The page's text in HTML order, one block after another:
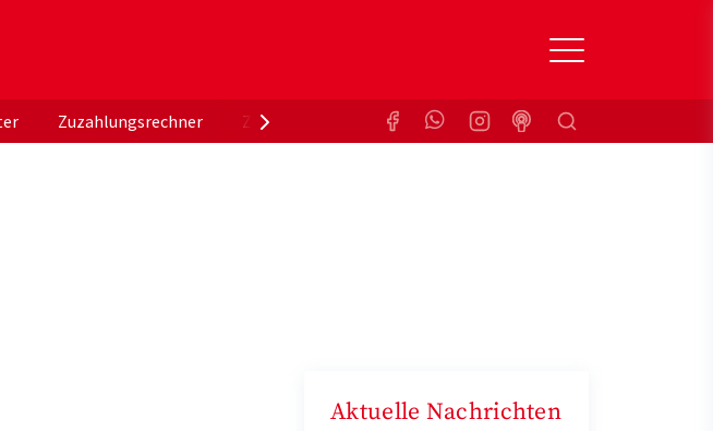
Zuzahlungsrechner Zuzahlungsbefreiung KrankenkasseSuchen
Aktuelle Nachrichten